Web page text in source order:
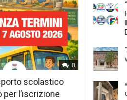
0
scolastico
per l’iscrizione